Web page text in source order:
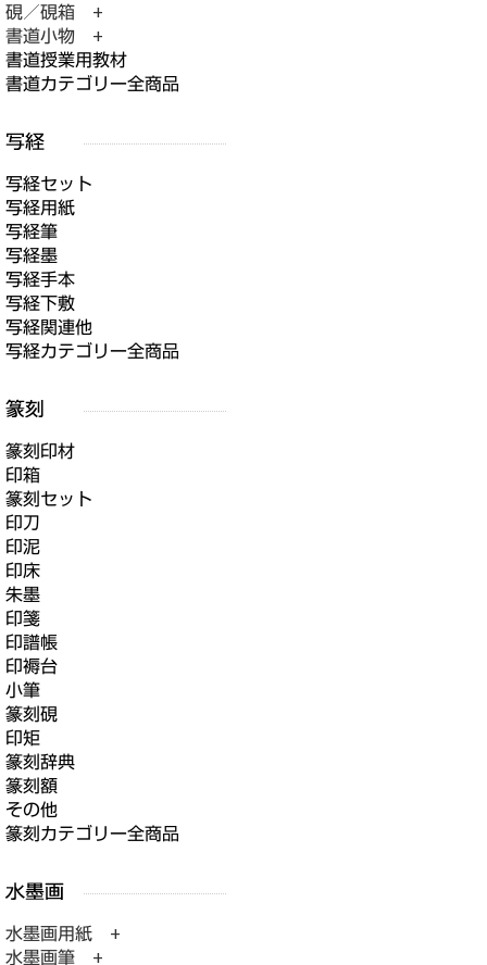
硯／硯箱 +
書道小物 +
書道授業用教材
書道カテゴリー全商品
写経セット
写経用紙
写経筆
写経墨
写経手本
写経下敷
写経関連他
写経カテゴリー全商品
篆刻印材
印箱
篆刻セット
印刀
印泥
印床
朱墨
印箋
印譜帳
印褥台
小筆
篆刻硯
印矩
篆刻辞典
篆刻額
その他
篆刻カテゴリー全商品
水墨画用紙 +
水墨画筆 +